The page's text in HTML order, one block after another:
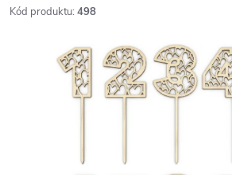
Kód produktu: 498